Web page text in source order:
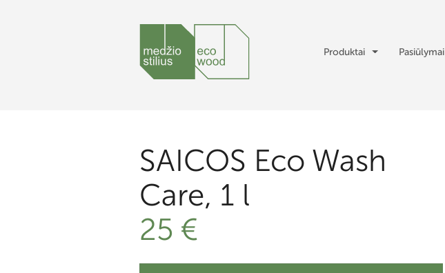
Produktai Pasiūlymai
SAICOS Eco Wash
Care, 1 l
25 €